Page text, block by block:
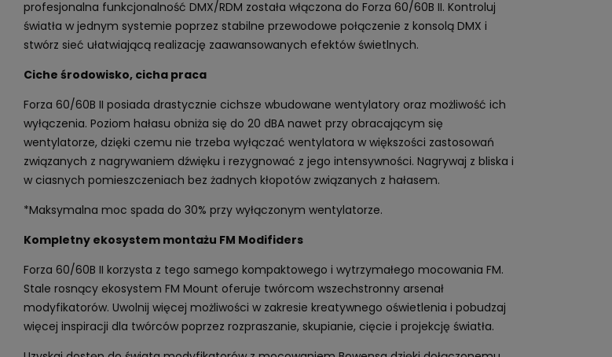
profesjonalna funkcjonalność DMX/RDM została włączona do Forza 60/60B II. Kontroluj
światła w jednym systemie poprzez stabilne przewodowe połączenie z konsolą DMX i
stwórz sieć ułatwiającą realizację zaawansowanych efektów świetlnych.
Ciche środowisko, cicha praca
Forza 60/60B II posiada drastycznie cichsze wbudowane wentylatory oraz możliwość ich
wyłączenia. Poziom hałasu obniża się do 20 dBA nawet przy obracającym się
wentylatorze, dzięki czemu nie trzeba wyłączać wentylatora w większości zastosowań
związanych z nagrywaniem dźwięku i rezygnować z jego intensywności. Nagrywaj z bliska i
w ciasnych pomieszczeniach bez żadnych kłopotów związanych z hałasem.
*Maksymalna moc spada do 30% przy wyłączonym wentylatorze.
Kompletny ekosystem montażu FM Modifiders
Forza 60/60B II korzysta z tego samego kompaktowego i wytrzymałego mocowania FM.
Stale rosnący ekosystem FM Mount oferuje twórcom wszechstronny arsenał
modyfikatorów. Uwolnij więcej możliwości w zakresie kreatywnego oświetlenia i pobudzaj
więcej inspiracji dla twórców poprzez rozpraszanie, skupianie, cięcie i projekcję światła.